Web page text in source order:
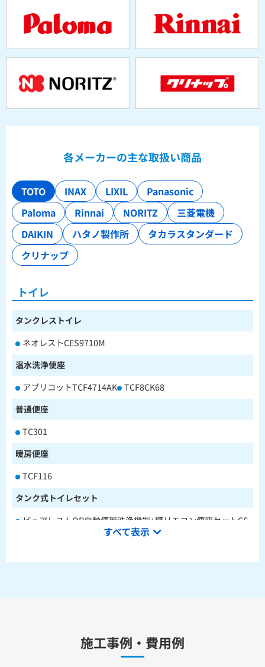
各メーカーの主な取扱い商品
TOTO INAX LIXIL
Panasonic
Paloma
Rinnai NORITZ
三菱電機
DAIKIN
ハタノ製作所
タカラスタンダード
クリナップ
トイレ
タンクレストイレ
ネオレストCES9710M
温水洗浄便座
アプリコットTCF4714AK TCF8CK68
普通便座
TC301
暖房便座
TCF116
タンク式トイレセット
ピュアレストQR自動便器洗浄機能+壁リモコン便座セットCS
232BM+SH233BA+TCF4714AK
TKS05321Z TKS05305JA TKS05305ZA
TKS05301J TKS05311J
TKS05310J
すべて表示
施工事例・費用例